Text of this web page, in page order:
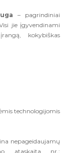
– pagrindiniai
jie įgyvendinami
kokybiškas
technologijomis
nepageidaujamų
ataskaita nr.: